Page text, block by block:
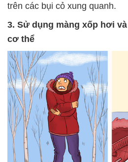
trên các bụi cỏ xung quanh.
3. Sử dụng màng xốp hơi
cơ thể